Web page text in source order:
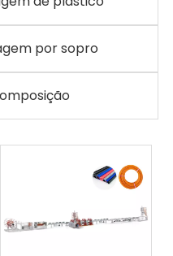
por sopro